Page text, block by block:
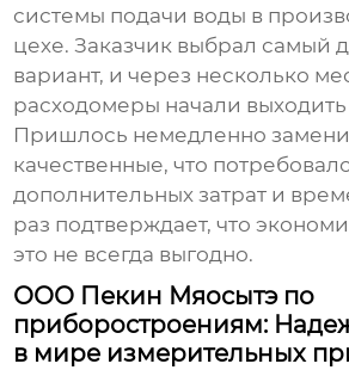
системы подачи воды в
цехе. Заказчик выбрал самый
вариант, и через несколько
расходомеры начали выходить
Пришлось немедленно
качественные, что
дополнительных затрат и
раз подтверждает, что
это не всегда выгодно.
ООО Пекин Мяосытэ по
приборостроениям:
в мире измерительных